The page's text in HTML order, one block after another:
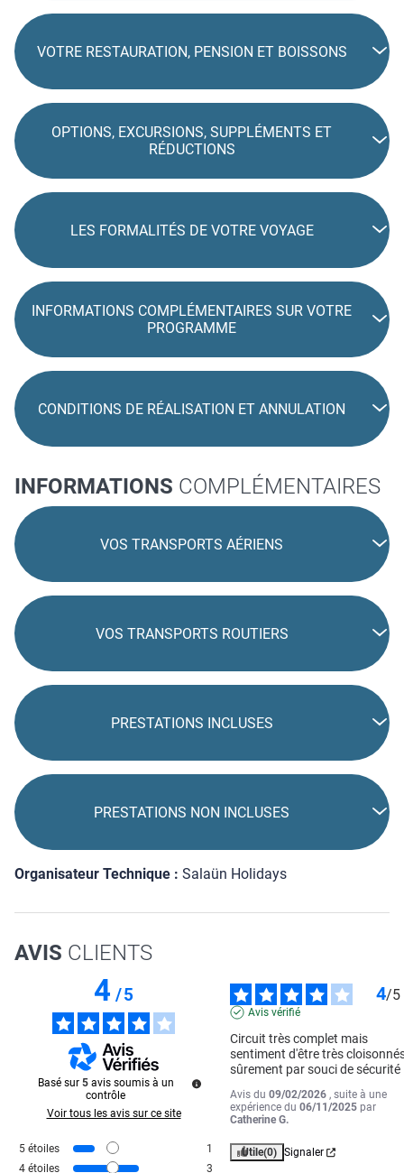
VOTRE RESTAURATION, PENSION ET BOISSONS
OPTIONS, EXCURSIONS, SUPPLÉMENTS ET
RÉDUCTIONS
LES FORMALITÉS DE VOTRE VOYAGE
INFORMATIONS COMPLÉMENTAIRES SUR VOTRE
PROGRAMME
CONDITIONS DE RÉALISATION ET ANNULATION
INFORMATIONS COMPLÉMENTAIRES
VOS TRANSPORTS AÉRIENS
VOS TRANSPORTS ROUTIERS
PRESTATIONS INCLUSES
PRESTATIONS NON INCLUSES
Organisateur Technique : Salaün Holidays
AVIS CLIENTS
4/5
Basé sur 5 avis soumis à un
contrôle
Voir tous les avis sur ce site
5 étoiles
1
4 étoiles 3
4/5
Avis vérifié
Circuit très complet mais
sentiment d'être très
sûrement par souci de sécurité
Avis du09/02/2026 , suite à une
expérience du06/11/2025 par
Catherine G.
Utile(0) Signaler